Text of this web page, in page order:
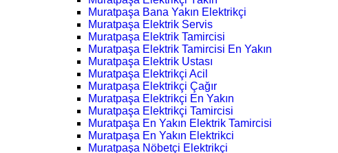
Muratpaşa Bana Yakın Elektrikçi
Muratpaşa Elektrik Servis
Muratpaşa Elektrik Tamircisi
Muratpaşa Elektrik Tamircisi En Yakın
Muratpaşa Elektrik Ustası
Muratpaşa Elektrikçi Acil
Muratpaşa Elektrikçi Çağır
Muratpaşa Elektrikçi En Yakın
Muratpaşa Elektrikçi Tamircisi
Muratpaşa En Yakın Elektrik Tamircisi
Muratpaşa En Yakın Elektrikci
Muratpaşa Nöbetçi Elektrikçi